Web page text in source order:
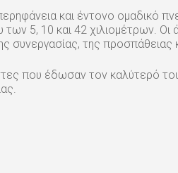
και έντονο ομαδικό
5, 10 και 42 χιλιομέτρων. Οι
συνεργασίας, της προσπάθειας
που έδωσαν τον καλύτερό